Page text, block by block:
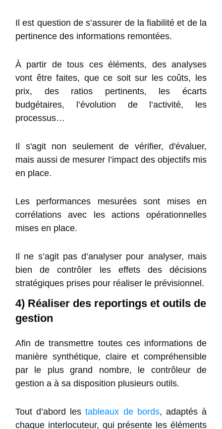
Il est question de s’assurer de la fiabilité et de la
pertinence des informations remontées.
À partir de tous ces éléments, des analyses
vont être faites, que ce soit sur les coûts, les
prix, des ratios pertinents, les écarts
budgétaires, l’évolution de l’activité, les
processus…
Il s'agit non seulement de vérifier, d'évaluer,
mais aussi de mesurer l’impact des objectifs mis
en place.
Les performances mesurées sont mises en
corrélations avec les actions opérationnelles
mises en place.
Il ne s’agit pas d’analyser pour analyser, mais
bien de contrôler les effets des décisions
stratégiques prises pour réaliser le prévisionnel.
4) Réaliser des reportings et outils de
gestion
Afin de transmettre toutes ces informations de
manière synthétique, claire et compréhensible
par le plus grand nombre, le contrôleur de
gestion a à sa disposition plusieurs outils.
Tout d’abord lestableaux de bords, adaptés à
chaque interlocuteur, qui présente les éléments